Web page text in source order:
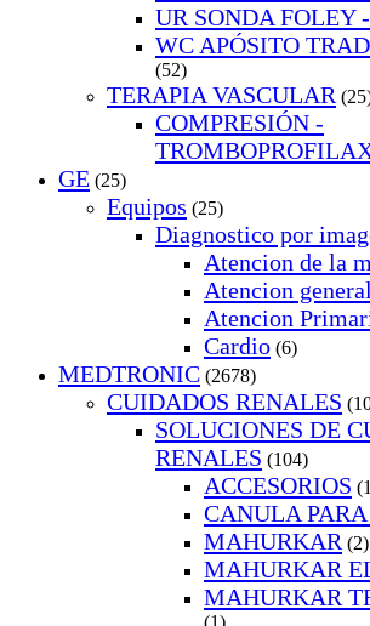
UR SONDA FOLEY
WC APÓSITO
(52)
TERAPIA VASCULAR
COMPRESIÓN -
GE (25)
Equipos (25)
Diagnostico por
Atencion de la
Atencion general
Atencion
Cardio (6)
MEDTRONIC (2678)
CUIDADOS RENALES
SOLUCIONES DE
RENALES (104)
ACCESORIOS
CANULA
MAHURKAR (2)
MAHURKAR
MAHURKAR